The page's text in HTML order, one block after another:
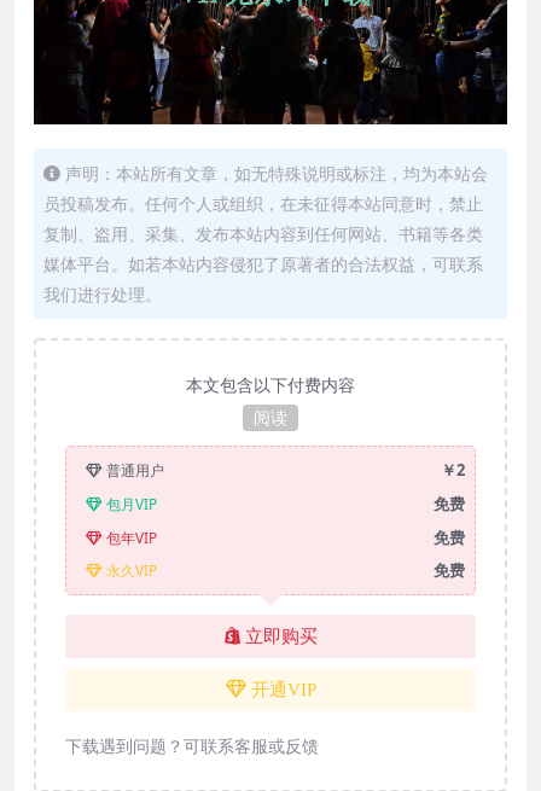
声明：本站所有文章，如无特殊说明或标注，均为本站会
员投稿发布。任何个人或组织，在未征得本站同意时，禁止
复制、盗用、采集、发布本站内容到任何网站、书籍等各类
媒体平台。如若本站内容侵犯了原著者的合法权益，可联系
我们进行处理。
本文包含以下付费内容
阅读
普通用户 ￥2
包月VIP 免费
包年VIP 免费
永久VIP 免费
立即购买
开通VIP
下载遇到问题？可联系客服或反馈